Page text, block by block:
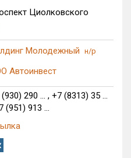
до
Циолковского
Молодежный н/р
Автоинвест
290 ... , +7 (8313) 35 ...
(951) 913 ...